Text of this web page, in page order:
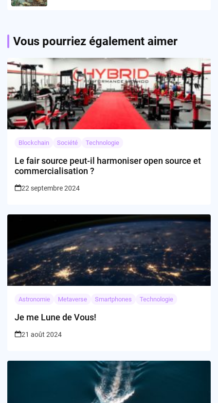
Vous pourriez également aimer
Blockchain Société Technologie
Le fair source peut-il harmoniser open source et
commercialisation ?
22 septembre 2024
Astronomie Metaverse Smartphones Technologie
Je me Lune de Vous!
21 août 2024